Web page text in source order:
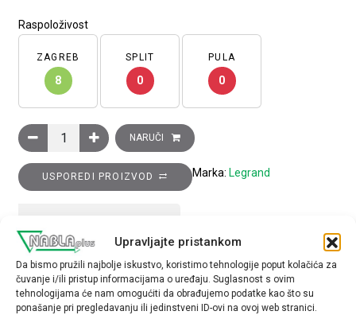
Upravljajte pristankom
Da bismo pružili najbolje iskustvo, koristimo tehnologije poput kolačića za
čuvanje i/ili pristup informacijama o uređaju. Suglasnost s ovim
tehnologijama će nam omogućiti da obrađujemo podatke kao što su
ponašanje pri pregledavanju ili jedinstveni ID-ovi na ovoj web stranici.
Raspoloživost
ZAGREB
8
SPLIT
0
PULA
0
Classia dvostruko tipkalo, 2NO PREKLOPNO, 10A, crno količina
NARUČI
USPOREDI PROIZVOD Marka: Legrand